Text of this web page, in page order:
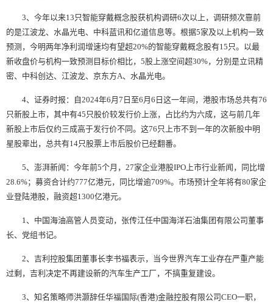
3、今年以来13只智能穿戴概念股获机构调研6次以上，调研频次靠前
的是江波龙、水晶光电、中科蓝讯和亿道信息等。根据5家及以上机构一致
预测，今明两年净利润增速均有望超20%的智能穿戴概念股有15只。以最
新收盘价与机构一致预测目标价相比，5股上涨空间超30%，分别是立讯精
密、中科创达、江波龙、京东方A、水晶光电。
4、证券时报：自2024年6月7日至6月6日这一年间，港股市场总共有76
只新股上市，其中有45只股价较发行价上涨，占比约为六成，这与前几年
新股上市后仅约三成高于发行价不同。这76只上市不到一年的次新股中明
星股辈出，总共有14只股票上市后股价已经翻番。
5、澎湃新闻：今年前5个月，27家企业港股IPO上市行业新闻 ，同比增
28.6%；募资合计约777亿港元，同比增逾709%。市场预计全年将有80家企
业登陆港股，融资超1300亿港元。
1、中国海油高管人员变动，张传江任中国海洋石油集团有限公司董事
长、党组书记。
2、吉利控股集团董事长李书福表示，当今世界汽车工业存在严重产能
过剩，吉利决定不再建设新的汽车生产工厂，不搞重复建设。
3、知名策略师洪灏辞任华福国际(香港)金融控股有限公司CEO一职，